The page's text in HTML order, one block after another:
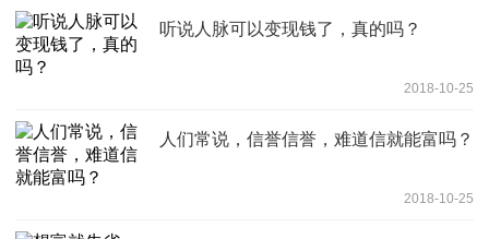
听说人脉可以变现钱了，真的吗？
2018-10-25
人们常说，信誉信誉，难道信就能富吗？
2018-10-25